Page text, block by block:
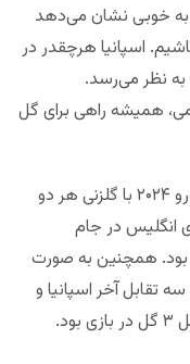
به خوبی نشان می‌دهد
اسپانیا هرچقدر در
نظر می‌رسد.
همیشه راهی برای گل
بیخود نیست که سه بازی آخر اسپانیا در یورو ۲۰۲۴ با گلزنی هر دو
انگلیس در جام
بود. همچنین به صورت
تقابل آخر اسپانیا و